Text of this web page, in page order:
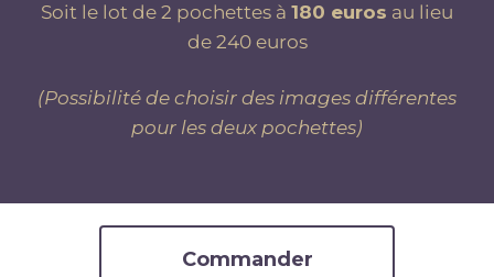
Soit le lot de 2 pochettes à 180 euros au lieu
de 240 euros
(Possibilité de choisir des images différentes
pour les deux pochettes)
Commander